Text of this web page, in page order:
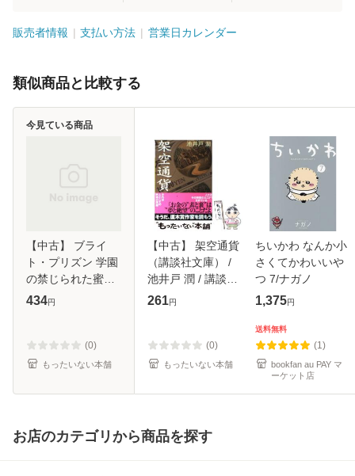
販売者情報 支払い方法 営業日カレンダー
類似商品と比較する
【中古】 ブライ
ト・プリズン 学園
の禁じられた蜜事
（講談社X文庫） /
料無料】
434円
(0)
もったいない本舗
今見ている商品
【中古】 架空通貨
（講談社文庫） /
池井戸 潤 / 講談社
[文庫]【メール便送
261円
(0)
もったいない本舗
ちいかわ なんか小
さくてかわいいや
つ 7/ナガノ
1,375円
送料無料
(1)
bookfan au PAY マ
ーケット店
お店のカテゴリから商品を探す